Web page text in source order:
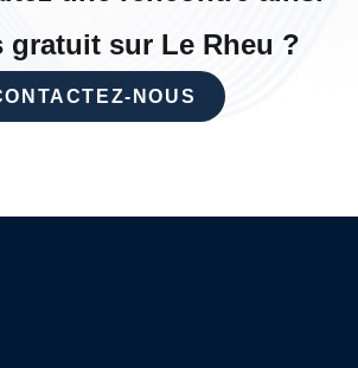
gratuit sur Le Rheu ?
NOUS